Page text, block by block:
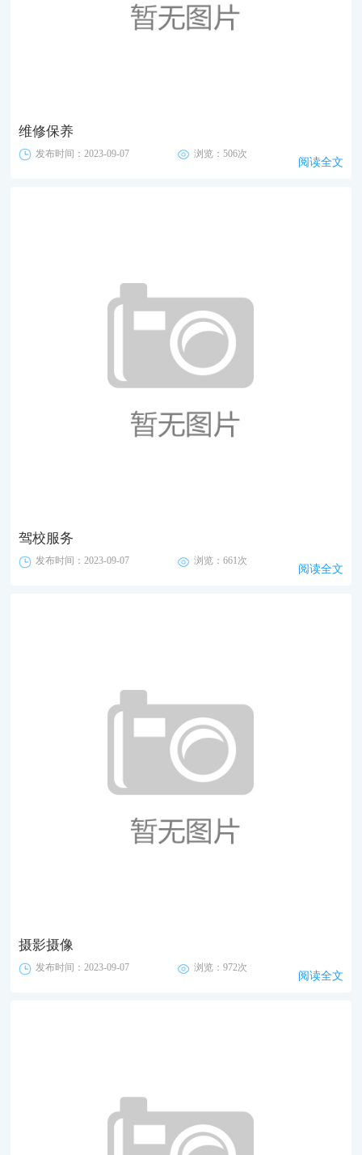
维修保养
发布时间：2023-09-07 浏览：506次
阅读全文
驾校服务
发布时间：2023-09-07 浏览：661次
阅读全文
摄影摄像
发布时间：2023-09-07 浏览：972次
阅读全文